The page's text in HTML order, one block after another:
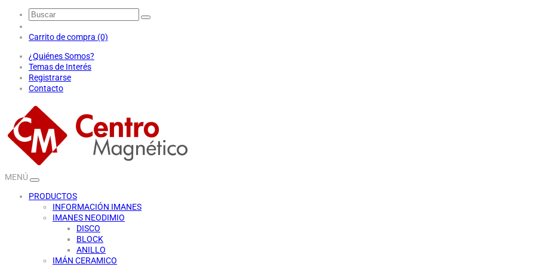
Carrito de compra (0)
¿Quiénes Somos?
Temas de Interés
Registrarse
Contacto
MENÚ
PRODUCTOS
INFORMACIÓN IMANES
IMANES NEODIMIO
DISCO
BLOCK
ANILLO
IMÁN CERAMICO